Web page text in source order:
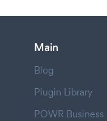
Main
Blog
Plugin Library
POWR Business